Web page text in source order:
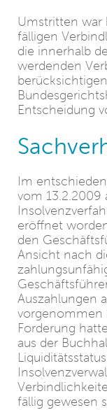
Umstritten war
fälligen
die innerhalb
werdenden
Entscheidung
Im
vom 13.2.2009
eröffnet
den
Ansicht nach
Auszahlungen
vorgenommen
Forderung
aus der
fällig gewesen